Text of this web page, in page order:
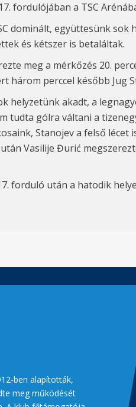
fordulójában a TSC
dominált, együttesünk
és kétszer is betaláltak.
meg a mérkőzés 20.
három perccel később Jug
helyzetünk akadt, a
tudta gólra váltani a
Stanojev a felső lécet
Vasilije Đurić
forduló után a hatodik
ben alapították,
meg működését